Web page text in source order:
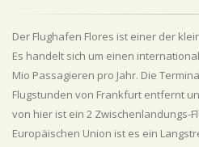
Der Flughafen Flores ist einer der
Es handelt sich um einen
Mio Passagieren pro Jahr. Die
Flugstunden von Frankfurt entfernt
von hier ist ein 2 Zwischenlandungs-
Europäischen Union ist es ein